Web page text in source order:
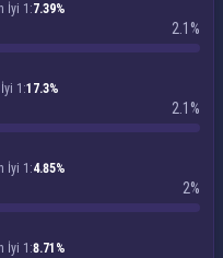
İyi 1:7.39%
2.1%
İyi 1:17.3%
2.1%
İyi 1:4.85%
2%
İyi 1:8.71%